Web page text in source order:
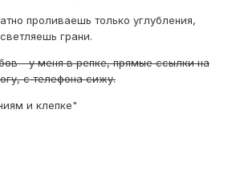
проливаешь только углубления,
грани.
- у меня в репке, прямые ссылки на
с телефона сижу.
и клепке"